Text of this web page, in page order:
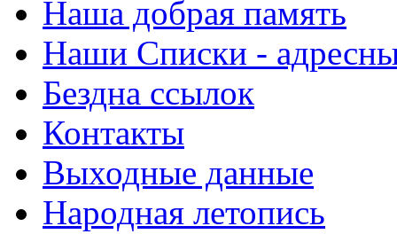
Наша добрая память
Наши Списки -
Бездна ссылок
Контакты
Выходные данные
Народная летопись